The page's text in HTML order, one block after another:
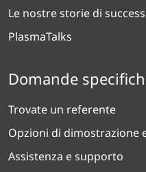
Le nostre storie di
PlasmaTalks
Domande
Trovate un referente
Opzioni di dimostrazione
Assistenza e supporto